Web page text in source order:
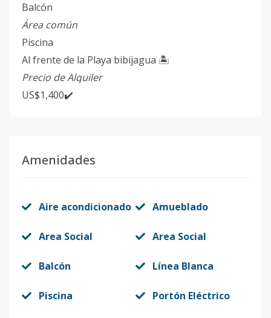
Balcón
Área común
Piscina
Al frente de la Playa bibijagua 🏝️
Precio de Alquiler
US$1,400✔️
Amenidades
Aire acondicionado Amueblado
Area Social Area Social
Balcón Línea Blanca
Piscina Portón Eléctrico